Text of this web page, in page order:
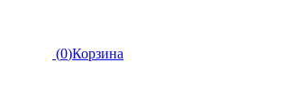
(0)Корзина